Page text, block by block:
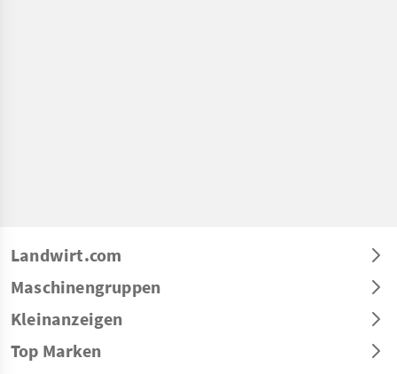
Landwirt.com
Maschinengruppen
Kleinanzeigen
Top Marken